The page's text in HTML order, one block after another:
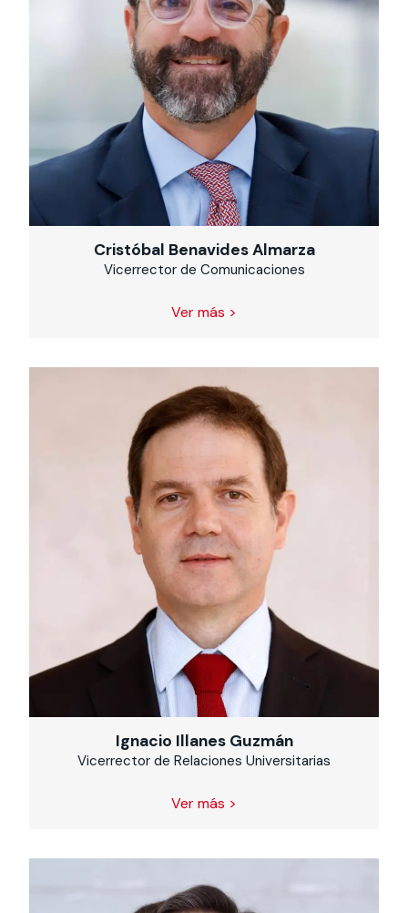
Cristóbal Benavides Almarza
Vicerrector de Comunicaciones
Ver más >
Ignacio Illanes Guzmán
Vicerrector de Relaciones Universitarias
Ver más >